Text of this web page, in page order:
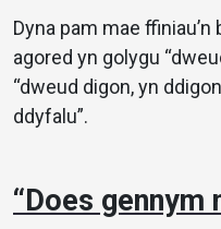
Dyna pam mae
agored yn golygu
“dweud digon, yn
ddyfalu”.
“Does gennym